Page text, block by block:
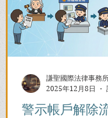
警示帳戶解除
謙聖國際法律事務
2025年12月8日